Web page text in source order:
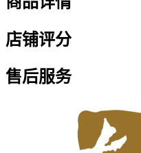
店铺评分
售后服务